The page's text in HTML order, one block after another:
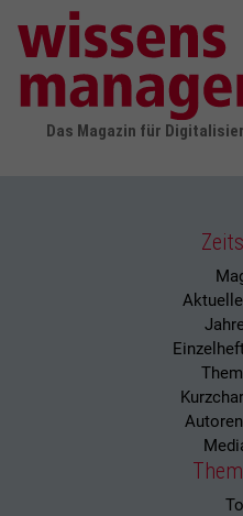
Das Magazin für